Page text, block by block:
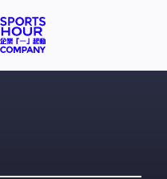
長達爾，以及巴基斯坦
討論區內局勢發展以及
以